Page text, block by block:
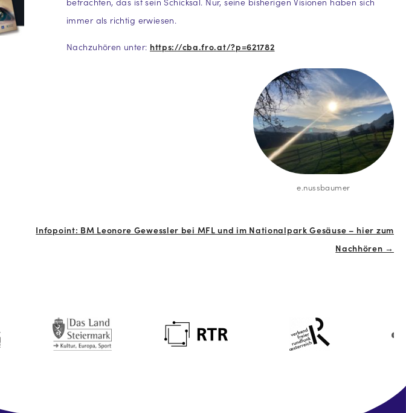
immer als richtig erwiesen.
Nachzuhören unter: https://cba.fro.at/?p=621782
e.nussbaumer
Infopoint: BM Leonore Gewessler bei MFL und im Nationalpark Gesäuse – hier zum
Nachhören →